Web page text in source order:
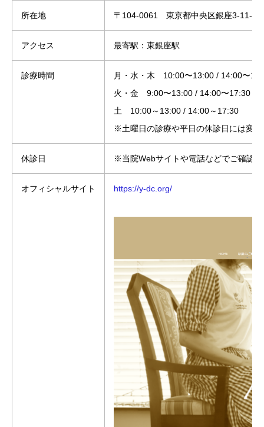
所在地 〒104-0061 東京都中央区銀座3-11-16
アクセス 最寄駅：東銀座駅
診療時間
月・水・木 10:00〜13:00 / 14:00〜
火・金 9:00〜13:00 / 14:00〜17:30
土 10:00～13:00 / 14:00～17:30
※土曜日の診療や平日の休診日には変
休診日 ※当院Webサイトや電話などでご確認
オフィシャルサイト https://y-dc.org/